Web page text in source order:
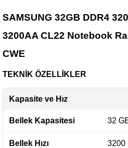
SAMSUNG 32GB DDR4
3200AA CL22 Notebook
CWE
TEKNİK ÖZELLİKLER
Kapasite ve Hız
Bellek Kapasitesi 32
Bellek Hızı 3200